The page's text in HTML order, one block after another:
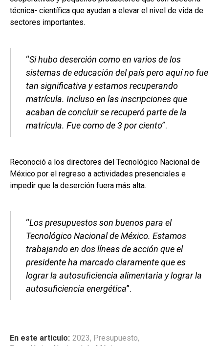
técnica- científica que ayudan a elevar el nivel de vida de
sectores importantes.
“Si hubo deserción como en varios de los
sistemas de educación del país pero aquí no fue
tan significativa y estamos recuperando
matrícula. Incluso en las inscripciones que
acaban de concluir se recuperó parte de la
matrícula. Fue como de 3 por ciento”.
Reconoció a los directores del Tecnológico Nacional de
México por el regreso a actividades presenciales e
impedir que la deserción fuera más alta.
“Los presupuestos son buenos para el
Tecnológico Nacional de México. Estamos
trabajando en dos líneas de acción que el
presidente ha marcado claramente que es
lograr la autosuficiencia alimentaria y lograr la
autosuficiencia energética”.
En este articulo: 2023, Presupuesto,